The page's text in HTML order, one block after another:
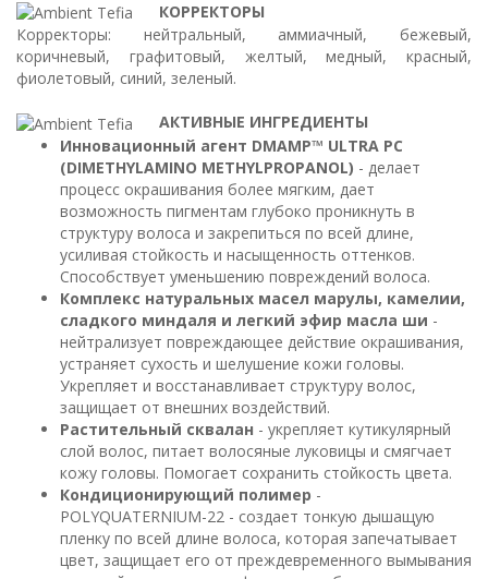
КОРРЕКТОРЫ
Корректоры: нейтральный, аммиачный, бежевый,
коричневый, графитовый, желтый, медный, красный,
фиолетовый, синий, зеленый.
АКТИВНЫЕ ИНГРЕДИЕНТЫ
Инновационный агент DMAMP™ ULTRA PC
(DIMETHYLAMINO METHYLPROPANOL) - делает
процесс окрашивания более мягким, дает
возможность пигментам глубоко проникнуть в
структуру волоса и закрепиться по всей длине,
усиливая стойкость и насыщенность оттенков.
Способствует уменьшению повреждений волоса.
Комплекс натуральных масел марулы, камелии,
сладкого миндаля и легкий эфир масла ши -
нейтрализует повреждающее действие окрашивания,
устраняет сухость и шелушение кожи головы.
Укрепляет и восстанавливает структуру волос,
защищает от внешних воздействий.
Растительный сквалан - укрепляет кутикулярный
слой волос, питает волосяные луковицы и смягчает
кожу головы. Помогает сохранить стойкость цвета.
Кондиционирующий полимер -
POLYQUATERNIUM-22 - создает тонкую дышащую
пленку по всей длине волоса, которая запечатывает
цвет, защищает его от преждевременного вымывания